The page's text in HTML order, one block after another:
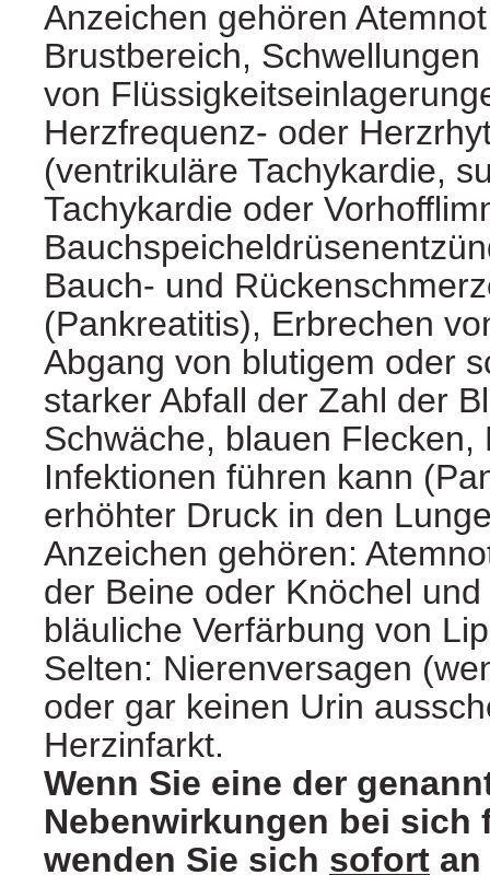
Anzeichen gehören
Brustbereich,
von
Herzfrequenz- oder
(ventrikuläre Tachykardie,
Tachykardie oder
Bauch- und
(Pankreatitis), Erbrechen
Abgang von blutigem oder
starker Abfall der Zahl der
Schwäche, blauen Flecken,
Infektionen führen kann
erhöhter Druck in den
Anzeichen gehören:
der Beine oder Knöchel
bläuliche Verfärbung von
Selten: Nierenversagen
oder gar keinen Urin
Herzinfarkt.
Wenn Sie eine der
Nebenwirkungen bei sich
wenden Sie sich sofort an